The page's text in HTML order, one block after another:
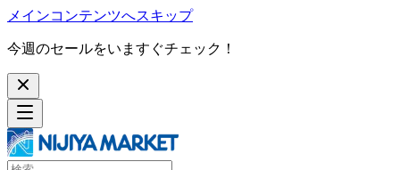
メインコンテンツへスキップ
今週のセールをいますぐチェック！